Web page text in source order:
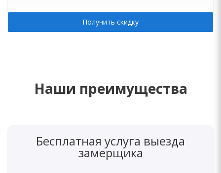
Получить скидку
Наши преимущества
Бесплатная услуга выезда
замерщика